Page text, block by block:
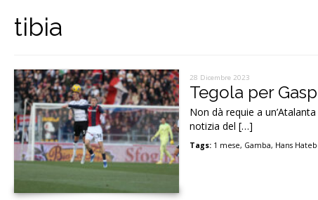
tibia
28 Dicembre 2023
Tegola per
Non dà requie a
notizia del […]
Tags: 1 mese, Gamba, Hans